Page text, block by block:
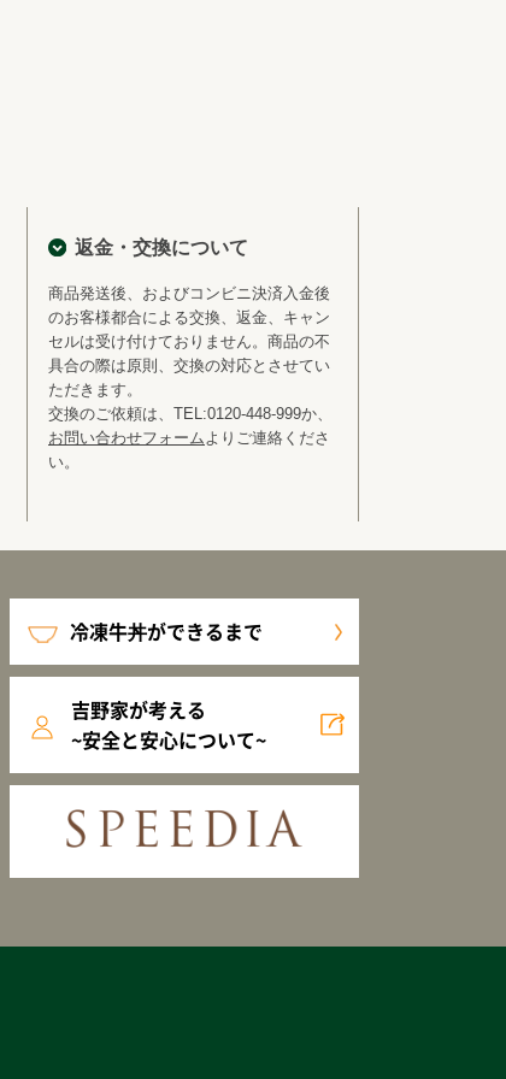
返金・交換について
商品発送後、およびコンビニ決済入金後
のお客様都合による交換、返金、キャン
セルは受け付けておりません。商品の不
具合の際は原則、交換の対応とさせてい
ただきます。
交換のご依頼は、TEL:0120-448-999か、
お問い合わせフォームよりご連絡くださ
い。
冷凍牛丼ができるまで
吉野家が考える
~安全と安心について~